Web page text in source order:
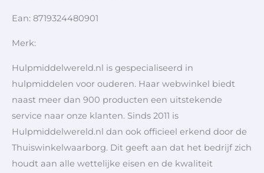
Ean: 8719324480901
Merk:
Hulpmiddelwereld.nl is gespecialiseerd in
hulpmiddelen voor ouderen. Haar webwinkel biedt
naast meer dan 900 producten een uitstekende
service naar onze klanten. Sinds 2011 is
Hulpmiddelwereld.nl dan ook officieel erkend door de
Thuiswinkelwaarborg. Dit geeft aan dat het bedrijf zich
houdt aan alle wettelijke eisen en de kwaliteit